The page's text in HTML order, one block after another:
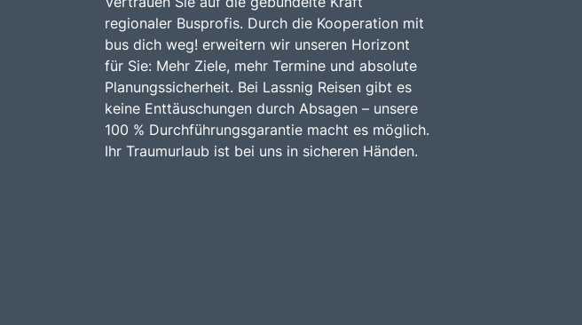
regionaler Busprofis. Durch die Kooperation mit
bus dich weg! erweitern wir unseren Horizont
für Sie: Mehr Ziele, mehr Termine und absolute
Planungssicherheit. Bei Lassnig Reisen gibt es
keine Enttäuschungen durch Absagen – unsere
100 % Durchführungsgarantie macht es möglich.
Ihr Traumurlaub ist bei uns in sicheren Händen.